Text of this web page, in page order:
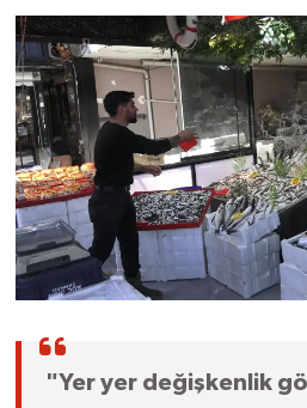
"Yer yer değişkenlik